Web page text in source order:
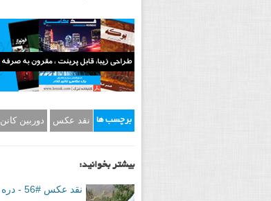
برچسب ها نقد عکس دوربین کانن 600d
بیشتر بخوانید:
نقد عکس #56 - دره مرادبیگ همدان